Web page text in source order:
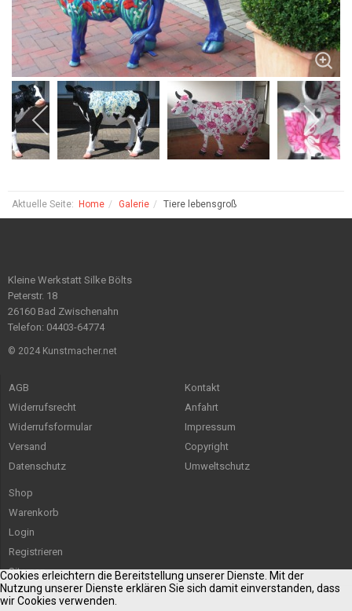
Aktuelle Seite: Home Galerie Tiere lebensgroß
Kleine Werkstatt Silke Bölts
Peterstr. 18
26160 Bad Zwischenahn
Telefon: 04403-64774
© 2024 Kunstmacher.net
AGB
Widerrufsrecht
Widerrufsformular
Versand
Datenschutz
Kontakt
Anfahrt
Impressum
Copyright
Umweltschutz
Shop
Warenkorb
Login
Registrieren
Sitemap
Cookies erleichtern die Bereitstellung unserer Dienste. Mit der
Nutzung unserer Dienste erklären Sie sich damit einverstanden, dass
wir Cookies verwenden.